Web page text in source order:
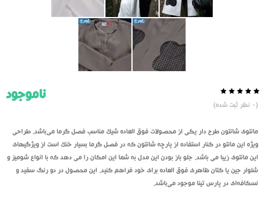
از
50
رای
دهنده
(
0 نظر ثبت شده)
ناموجود
مانتوی شانتون طرح دار یکی از محصولات فوق العاده شیک مناسب فصل گرما می‌باشد. طراحی
ویژه این مانتو در کنار استفاده از پارچه شانتون که در فصل گرما بسیار خنک است از ویژگیهای
این مانتوی زیبا می باشد. جلو باز بودن این مدل به شما این امکان را می دهد که با انواع شومیز و
شلوار جین یا کتان ظاهری فوق العاده برای خود فراهم کنید. این محصول در دو رنگ سفید و
نسکافه‌ای در پارس تینا موجود می‌باشد.